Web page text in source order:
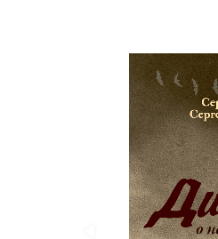
Публицистика
непознанное